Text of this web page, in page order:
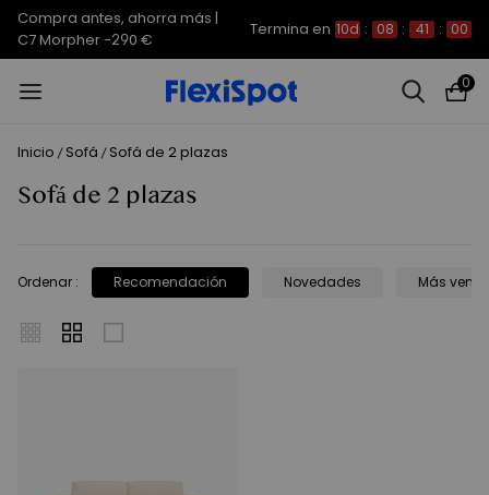
Compra antes, ahorra más |
C7 Morpher -290 €
Termina en 10d : 08 : 41 : 00
0
Inicio / Sofá / Sofá de 2 plazas
Sofá de 2 plazas
Ordenar : Recomendación Novedades Más